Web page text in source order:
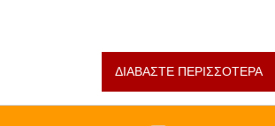
ΔΙΑΒΑΣΤΕ ΠΕΡΙΣΣΟΤΕΡΑ